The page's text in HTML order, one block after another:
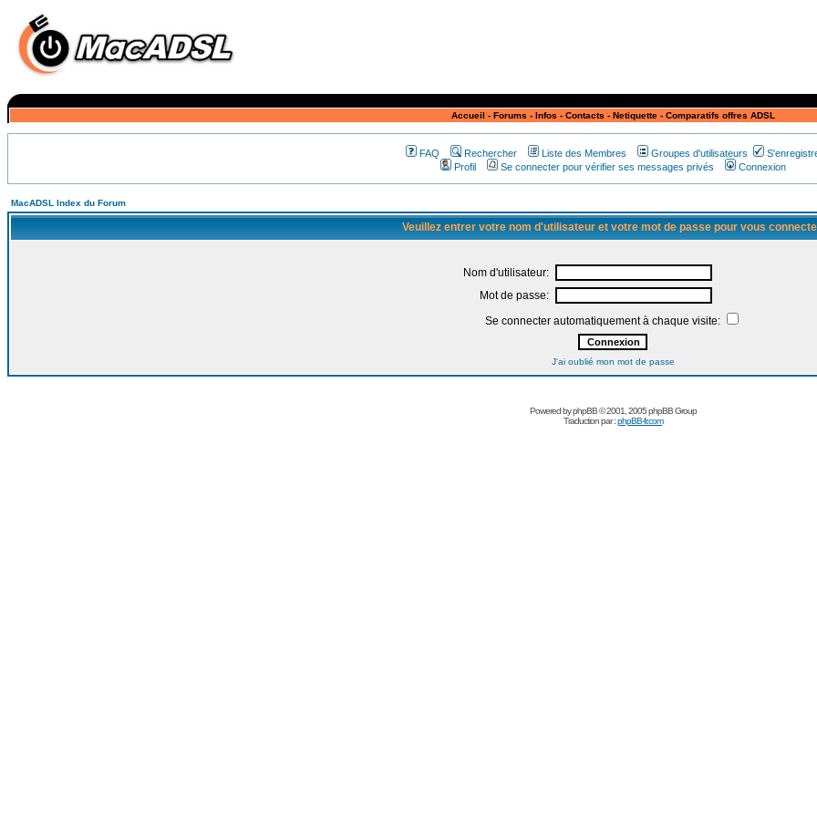
Accueil - Forums - Infos - Contacts - Netiquette- Comparatifs offres ADSL
FAQ Rechercher Liste des Membres Groupes d'utilisateurs
Profil
Se connecter pour vérifier ses messages privés Connexion
MacADSL Index du Forum
Veuillez entrer votre nom d'utilisateur et votre mot de passe pour vous
Nom d'utilisateur:
Mot de passe:
Se connecter automatiquement à chaque visite:
J'ai oublié mon mot de passe
Powered byphpBB© 2001, 2005 phpBB Group
Traduction par :phpBB-fr.com